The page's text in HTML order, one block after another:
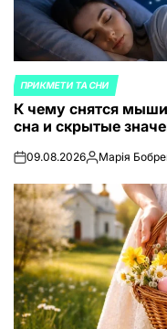
ОПУБЛИКОВАНО
В
ПРИКМЕТИ ТА СНИ
К чему снятся
сна и скрытые
on09.08.2026Запись
Марія